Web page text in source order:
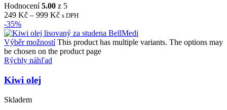
Hodnocení5.00 z 5
249 Kč – 999 Kč s DPH
-35%
Výběr možností This product has multiple variants. The options may
be chosen on the product page
Rýchly náhľad
Kiwi olej
Skladem